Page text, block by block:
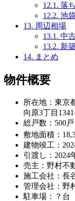
12.1. 落
12.2. 池
13. 周辺相場
13.1. 中
13.2. 新
14. まとめ
物件概要
所在地：東京
向原3丁目
総戸数：500戸
敷地面積：
建物竣工：
引渡し：2024
売主：野村不
施工会社：長
管理会社：野
駐車場：？台